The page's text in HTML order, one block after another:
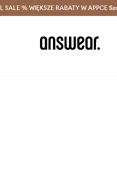
Club > Dostawa nawet
SALE % WIĘKSZE RABATY W APPCE